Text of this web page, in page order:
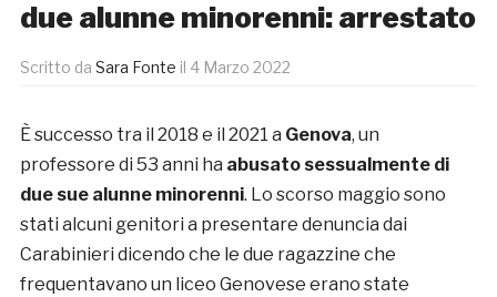
due alunne minorenni: arrestato
Scritto da Sara Fonte il 4 Marzo 2022
È successo tra il 2018 e il 2021 a Genova, un
professore di 53 anni ha abusato sessualmente di
due sue alunne minorenni. Lo scorso maggio sono
stati alcuni genitori a presentare denuncia dai
Carabinieri dicendo che le due ragazzine che
frequentavano un liceo Genovese erano state